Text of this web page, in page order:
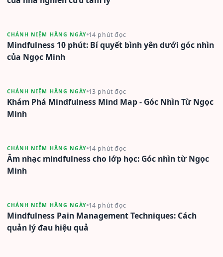
CHÁNH NIỆM HẰNG NGÀY 14 phút đọc
Mindfulness 10 phút: Bí quyết bình yên dưới góc nhìn
của Ngọc Minh
CHÁNH NIỆM HẰNG NGÀY 13 phút đọc
Khám Phá Mindfulness Mind Map - Góc Nhìn Từ Ngọc
Minh
CHÁNH NIỆM HẰNG NGÀY 14 phút đọc
Âm nhạc mindfulness cho lớp học: Góc nhìn từ Ngọc
Minh
CHÁNH NIỆM HẰNG NGÀY 14 phút đọc
Mindfulness Pain Management Techniques: Cách
quản lý đau hiệu quả